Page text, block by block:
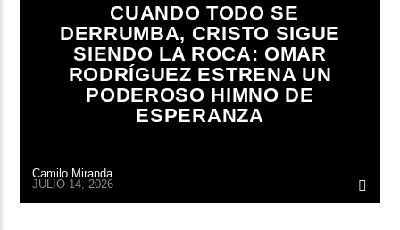
CUANDO TODO SE
DERRUMBA, CRISTO SIGUE
SIENDO LA ROCA: OMAR
RODRÍGUEZ ESTRENA UN
PODEROSO HIMNO DE
ESPERANZA
Camilo Miranda
JULIO 14, 2026